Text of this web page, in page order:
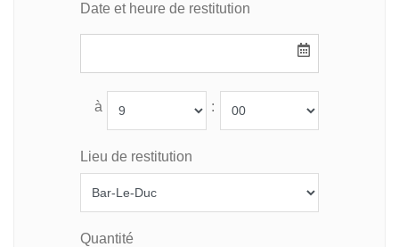
Date et heure de restitution
à :
Lieu de restitution
Quantité